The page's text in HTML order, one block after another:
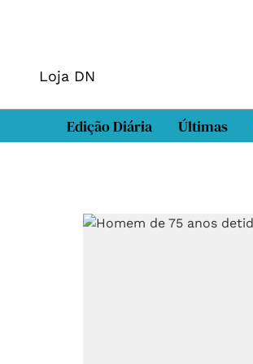
Loja DN
Edição Diária Últimas